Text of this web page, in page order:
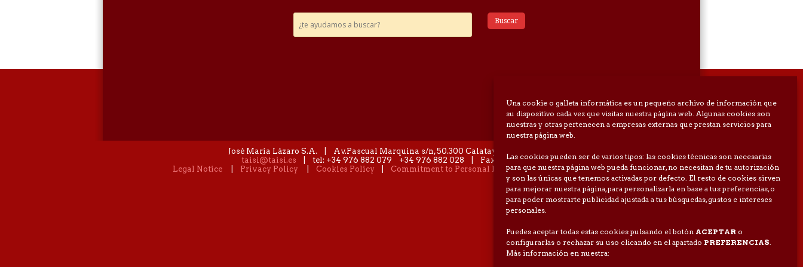
Una cookie o galleta informática es un pequeño archivo de información que
su dispositivo cada vez que visitas nuestra página web. Algunas cookies son
nuestras y otras pertenecen a empresas externas que prestan servicios para
nuestra página web.
Las cookies pueden ser de varios tipos: las cookies técnicas son necesarias
para que nuestra página web pueda funcionar, no necesitan de tu autorización
y son las únicas que tenemos activadas por defecto. El resto de cookies sirven
para mejorar nuestra página, para personalizarla en base a tus preferencias, o
para poder mostrarte publicidad ajustada a tus búsquedas, gustos e intereses
personales.
Puedes aceptar todas estas cookies pulsando el botón ACEPTAR o
configurarlas o rechazar su uso clicando en el apartado PREFERENCIAS.
Más información en nuestra:
José María Lázaro S.A. | Av.Pascual Marquina s/n, 50.300 Calatayud (Zaragoza) Spain
taisi@taisi.es | tel: +34 976 882 079 +34 976 882 028 | Fax +34 976 882 568
Legal Notice
Privacy Policy Cookies Policy Commitment to Personal Data Protection |Ethics Channel